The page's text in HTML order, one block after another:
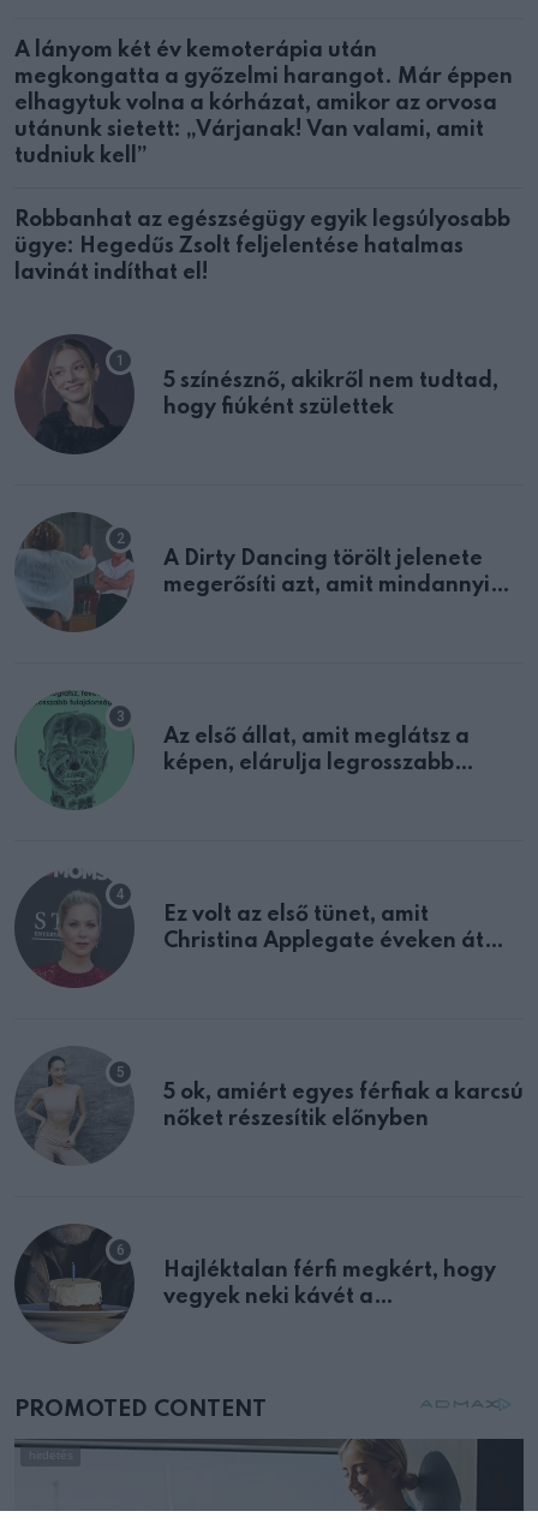
A lányom két év kemoterápia után
megkongatta a győzelmi harangot. Már éppen
elhagytuk volna a kórházat, amikor az orvosa
utánunk sietett: „Várjanak! Van valami, amit
tudniuk kell”
Robbanhat az egészségügy egyik legsúlyosabb
ügye: Hegedűs Zsolt feljelentése hatalmas
lavinát indíthat el!
5 színésznő, akikről nem tudtad,
hogy fiúként születtek
A Dirty Dancing törölt jelenete
megerősíti azt, amit mindannyian
Az első állat, amit meglátsz a
képen, elárulja legrosszabb
Ez volt az első tünet, amit
Christina Applegate éveken át
5 ok, amiért egyes férfiak a karcsú
nőket részesítik előnyben
Hajléktalan férfi megkért, hogy
vegyek neki kávét a